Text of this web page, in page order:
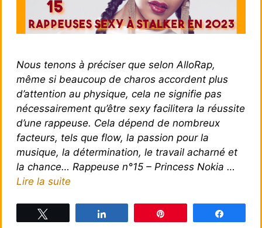
Nous tenons à préciser que selon AlloRap,
même si beaucoup de charos accordent plus
d’attention au physique, cela ne signifie pas
nécessairement qu’être sexy facilitera la réussite
d’une rappeuse. Cela dépend de nombreux
facteurs, tels que flow, la passion pour la
musique, la détermination, le travail acharné et
la chance… Rappeuse n°15 – Princess Nokia …
Lire la suite